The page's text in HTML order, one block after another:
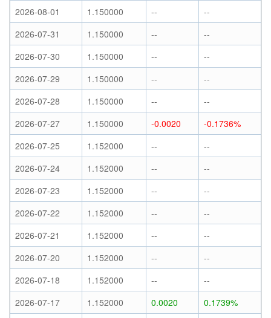
2026-08-01
1.150000 --
--
2026-07-31
1.150000 --
--
2026-07-30
1.150000 --
--
2026-07-29
1.150000 --
--
2026-07-28
1.150000 --
--
2026-07-27
1.150000 -0.0020
-0.1736%
2026-07-25
1.152000 --
--
2026-07-24
1.152000 --
--
2026-07-23
1.152000 --
--
2026-07-22
1.152000 --
--
2026-07-21
1.152000 --
--
2026-07-20
1.152000 --
--
2026-07-18
1.152000 --
--
2026-07-17
1.152000 0.0020
0.1739%